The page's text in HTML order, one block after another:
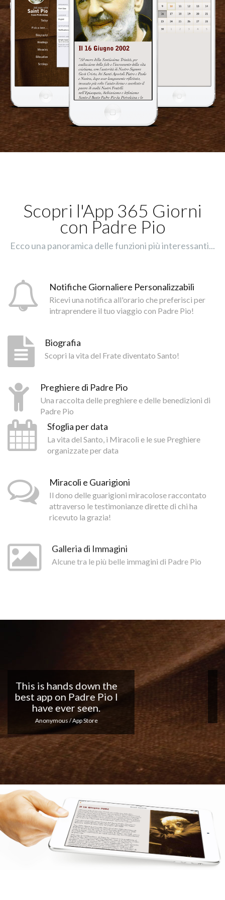
Scopri l'App 365 Giorni
con Padre Pio
Ecco una panoramica delle funzioni più interessanti...
Notifiche Giornaliere Personalizzabili
Ricevi una notifica all'orario che preferisci per
intraprendere il tuo viaggio con Padre Pio!
Biografia
Scopri la vita del Frate diventato Santo!
Preghiere di Padre Pio
Una raccolta delle preghiere e delle benedizioni di
Padre Pio
Sfoglia per data
La vita del Santo, i Miracoli e le sue Preghiere
organizzate per data
Miracoli e Guarigioni
Il dono delle guarigioni miracolose raccontato
attraverso le testimonianze dirette di chi ha
ricevuto la grazia!
Galleria di Immagini
Alcune tra le più belle immagini di Padre Pio
Nice app, I love the
notifications every day...
Keep up the good work!